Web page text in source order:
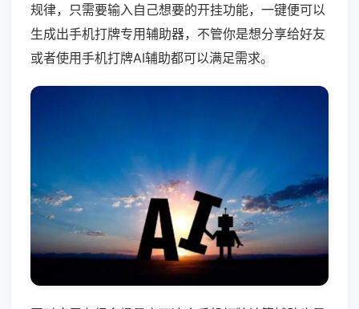
规律，只需要输入自己想要的开挂功能，一键便可以
生成出手机打牌专用辅助器，不管你是想分享给好友
或者使用手机打牌AI辅助都可以满足需求。